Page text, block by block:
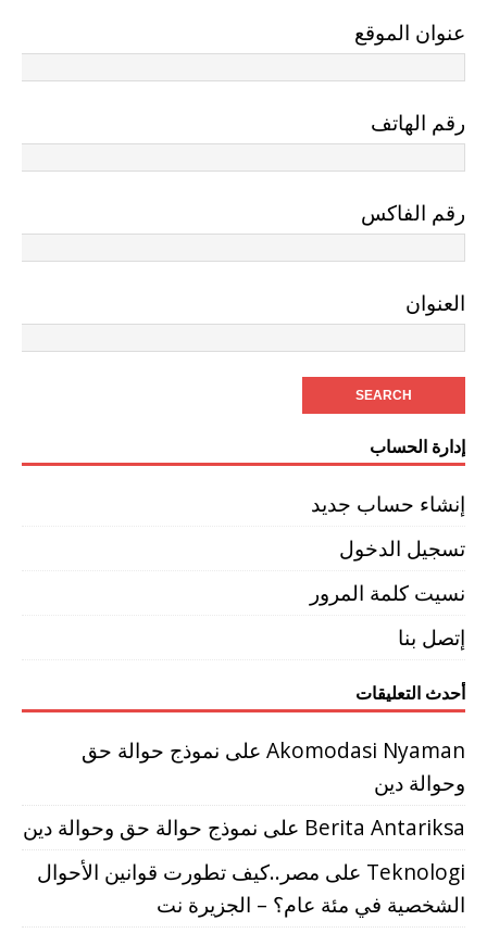
عنوان الموقع
رقم الهاتف
رقم الفاكس
العنوان
إدارة الحساب
إنشاء حساب جديد
تسجيل الدخول
نسيت كلمة المرور
إتصل بنا
أحدث التعليقات
Akomodasi Nyaman على نموذج حوالة حق
وحوالة دين
Berita Antariksa على نموذج حوالة حق وحوالة دين
Teknologi على مصر..كيف تطورت قوانين الأحوال
الشخصية في مئة عام؟ – الجزيرة نت